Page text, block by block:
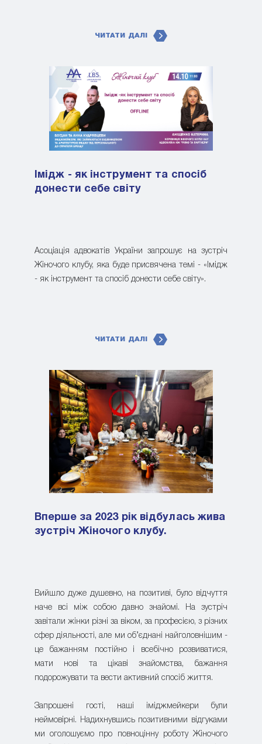
ЧИТАТИ ДАЛІ
Імідж - як інструмент та спосіб
донести себе світу
Асоціація адвокатів України запрошує на зустріч
Жіночого клубу, яка буде присвячена темі - «Імідж
- як інструмент та спосіб донести себе світу».
ЧИТАТИ ДАЛІ
Вперше за 2023 рік відбулась жива
зустріч Жіночого клубу.
Вийшло дуже душевно, на позитиві, було відчуття
наче всі між собою давно знайомі. На зустріч
завітали жінки різні за віком, за професією, з різних
сфер діяльності, але ми об’єднані найголовнішим -
це бажанням постійно і всебічно розвиватися,
мати нові та цікаві знайомства, бажання
подорожувати та вести активний спосіб життя.
Запрошені гості, наші іміджмейкери були
неймовірні. Надихнувшись позитивними відгуками
ми оголошуємо про повноцінну роботу Жіночого